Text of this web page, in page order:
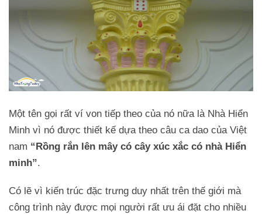
Một tên gọi rất ví von tiếp theo của nó nữa là Nhà Hiển
Minh vì nó được thiết kế dựa theo câu ca dao của Việt
nam “Rồng rắn lên mây có cây xúc xắc có nhà Hiển
minh”.
Có lẽ vì kiến trúc đặc trưng duy nhất trên thế giới mà
công trình này được mọi người rất ưu ái đặt cho nhiều